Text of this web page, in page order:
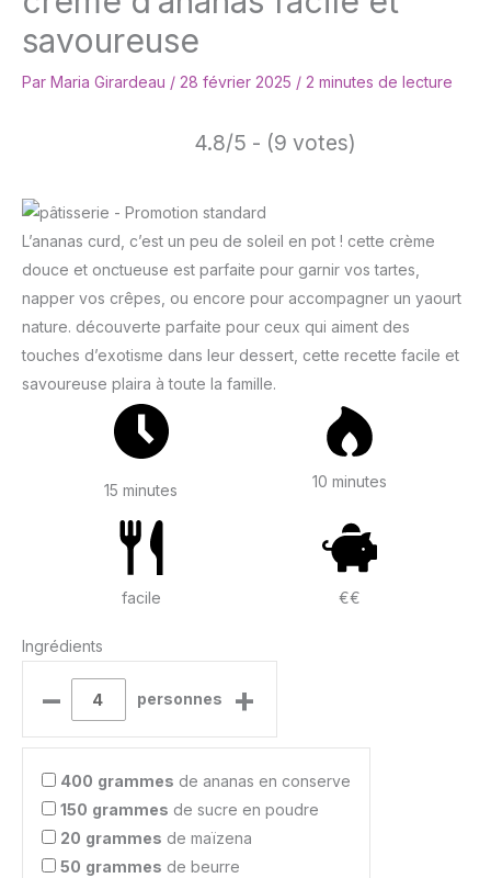
savoureuse
Par Maria Girardeau / 28 février 2025 / 2 minutes de lecture
4.8/5 - (9 votes)
L’ananas curd, c’est un peu de soleil en pot ! cette crème
douce et onctueuse est parfaite pour garnir vos tartes,
napper vos crêpes, ou encore pour accompagner un yaourt
nature. découverte parfaite pour ceux qui aiment des
touches d’exotisme dans leur dessert, cette recette facile et
savoureuse plaira à toute la famille.
15 minutes 10 minutes
facile €€
Ingrédients
– personnes +
400 grammes de ananas en conserve
150 grammes de sucre en poudre
20 grammes de maïzena
50 grammes de beurre